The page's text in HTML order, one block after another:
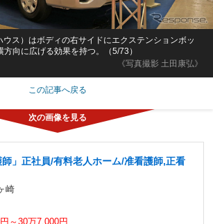
《写真撮影 土田康弘》
ウス）はボディの右サイドにエクステンションボッ
向に広げる効果を持つ。（5/73）
この記事へ戻る
師」正社員/有料老人ホーム/准看護師,正看
崎
～30万7,000円